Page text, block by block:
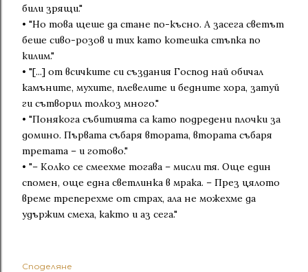
били зрящи."
• "Но това щеше да стане по-късно. А засега светът
беше сиво-розов и тих като котешка стъпка по
килим."
• "[...] от всичките си създания Господ най обичал
камъните, мухите, плевелите и бедните хора, затуй
ги сътворил толкоз много."
• "Понякога събитията са като подредени плочки за
домино. Първата събаря втората, втората събаря
третата – и готово."
• "– Колко се смеехме тогава – мисли тя. Още един
спомен, още една светлинка в мрака. – През цялото
време треперехме от страх, ала не можехме да
удържим смеха, както и аз сега."
Споделяне